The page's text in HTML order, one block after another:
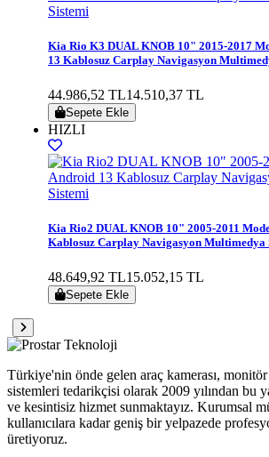
Kia Rio K3 DUAL KNOB 10" 2015-2017
13 Kablosuz Carplay Navigasyon
44.986,52 TL14.510,37 TL
Sepete Ekle
HIZLI
Kia Rio2 DUAL KNOB 10" 2005-2011
Kablosuz Carplay Navigasyon Multimedya
48.649,92 TL15.052,15 TL
Sepete Ekle
Türkiye'nin önde gelen araç kamerası,
sistemleri tedarikçisi olarak 2009 yılından bu
ve kesintisiz hizmet sunmaktayız. Kurumsal
kullanıcılara kadar geniş bir yelpazede
üretiyoruz.